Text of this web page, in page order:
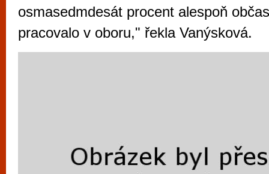
osmasedmdesát procent alespoň
pracovalo v oboru," řekla Vanýsková.